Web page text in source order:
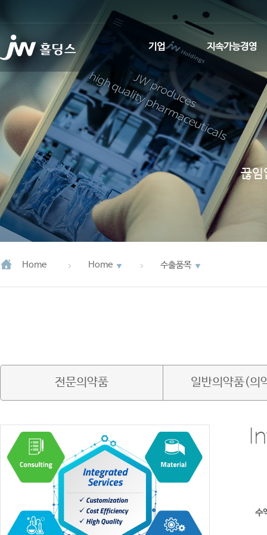
기업
인사말
회사소개
사업회사 소개
JW Promise
JW WAY
지속가능경영
환경적 지속가능성
사회적 지속가능성
지배구조
ESG News
끊임
Home Home 수출품목
전문의약품 일반의약품(의
수